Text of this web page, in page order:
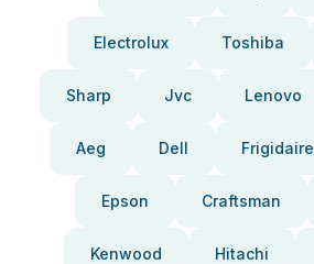
Electrolux Toshiba
Sharp Jvc Lenovo
Aeg Dell Frigidaire
Epson Craftsman
Kenwood Hitachi